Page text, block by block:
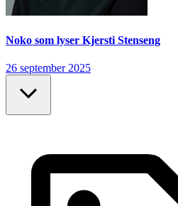
Noko som lyser Kjersti Stenseng
26 september 2025